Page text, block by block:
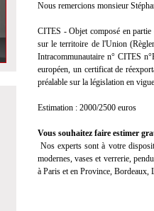
Nous remercions monsieur
CITES - Objet composé en
sur le territoire de l'Union
Intracommunautaire n° CITES
européen, un certificat de
préalable sur la législation en
Estimation : 2000/2500 euros
Vous souhaitez faire estimer
Nos experts sont à votre
modernes, vases et verrerie,
à Paris et en Province,